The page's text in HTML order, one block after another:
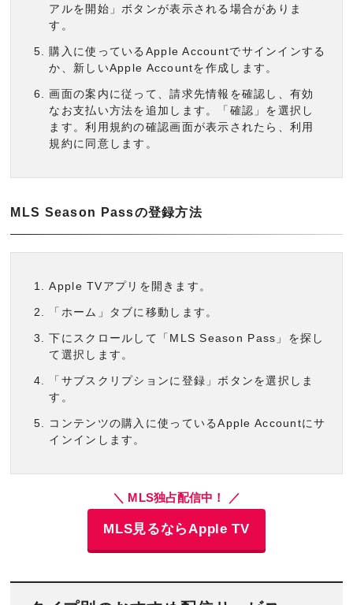
アルを開始」ボタンが表示される場合がありま
す。
購入に使っているApple Accountでサインインする
か、新しいApple Accountを作成します。
画面の案内に従って、請求先情報を確認し、有効
なお支払い方法を追加します。「確認」を選択し
ます。利用規約の確認画面が表示されたら、利用
規約に同意します。
MLS Season Passの登録方法
Apple TVアプリを開きます。
「ホーム」タブに移動します。
下にスクロールして「MLS Season Pass」を探し
て選択します。
「サブスクリプションに登録」ボタンを選択しま
す。
コンテンツの購入に使っているApple Accountにサ
インインします。
＼ MLS独占配信中！ ／
MLS見るならApple TV